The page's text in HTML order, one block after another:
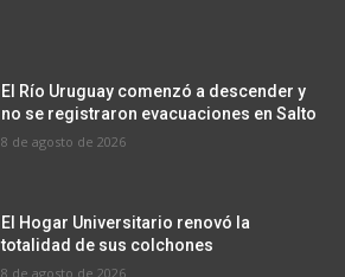
El Río Uruguay comenzó a descender y
no se registraron evacuaciones en Salto
8 de agosto de 2026
El Hogar Universitario renovó la
totalidad de sus colchones
8 de agosto de 2026